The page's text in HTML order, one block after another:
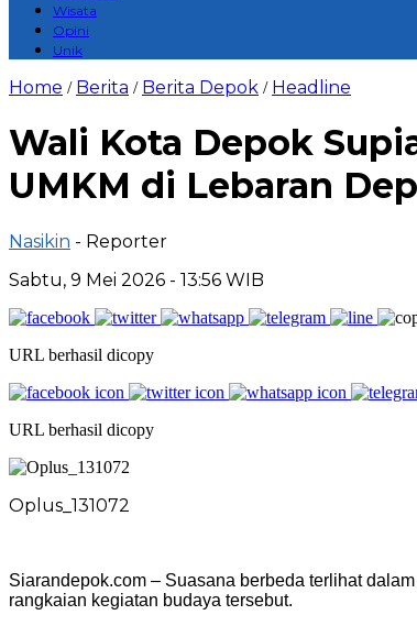
Wisata
Opini
Unik
Home / Berita / Berita Depok / Headline
Wali Kota Depok
UMKM di Lebaran
Nasikin - Reporter
Sabtu, 9 Mei 2026 - 13:56 WIB
URL berhasil dicopy
URL berhasil dicopy
Oplus_131072
Siarandepok.com – Suasana berbeda terlihat
rangkaian kegiatan budaya tersebut.